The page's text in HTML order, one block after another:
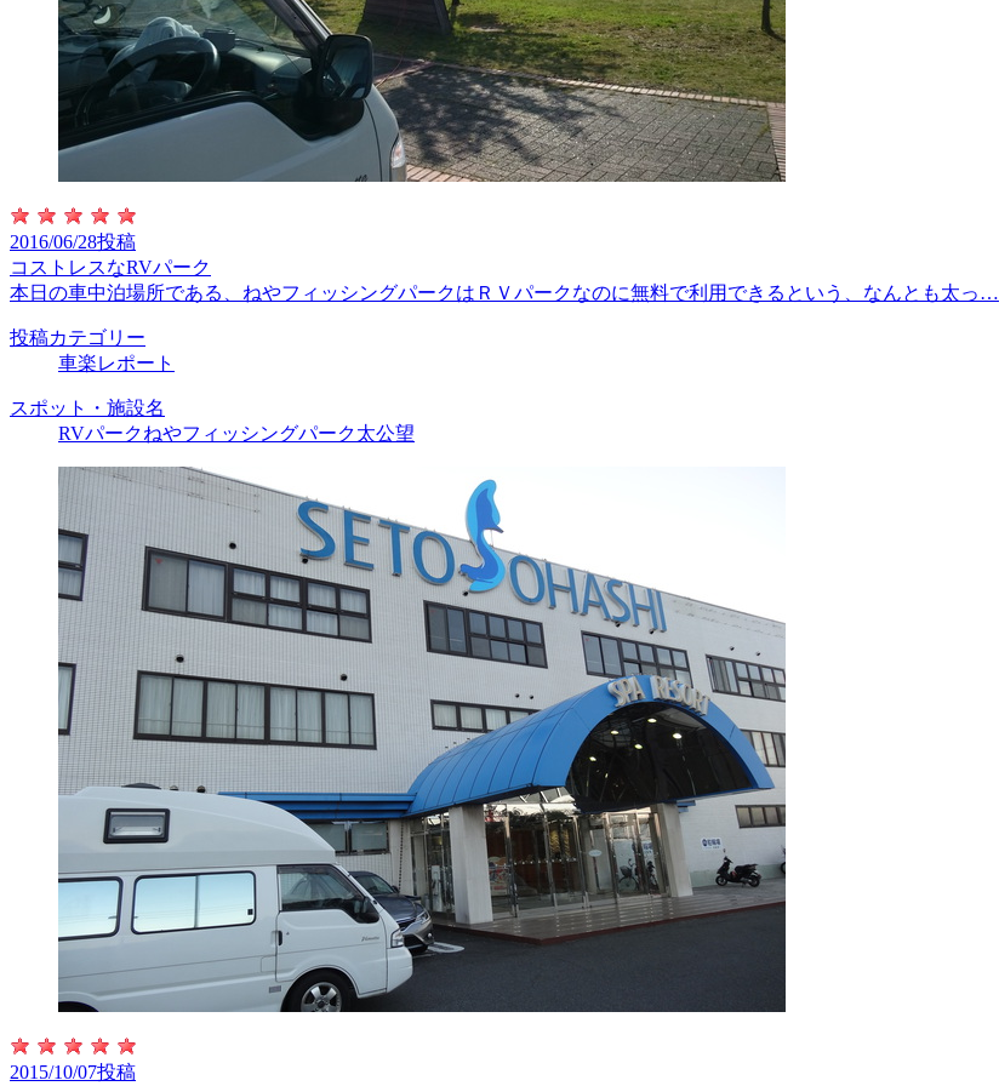
2016/06/28投稿
コストレスなRVパーク
本日の車中泊場所である、ねやフィッシングパークはＲＶパークなのに無料で利用できるという、なんとも太っ…
投稿カテゴリー
車楽レポート
スポット・施設名
RVパークねやフィッシングパーク太公望
2015/10/07投稿